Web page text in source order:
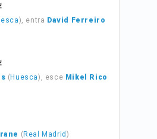
), entra David Ferreiro
( Huesca), esce Mikel Rico
( Real Madrid )